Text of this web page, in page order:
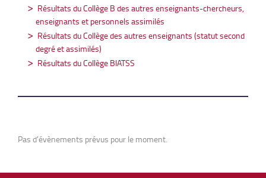
Résultats du Collège B des autres enseignants-chercheurs,
enseignants et personnels assimilés
Résultats du Collège des autres enseignants (statut second
degré et assimilés)
Résultats du Collège BIATSS
Pas d'évènements prévus pour le moment.